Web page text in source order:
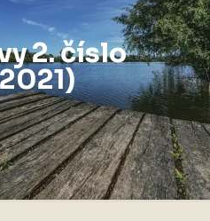
2. číslo